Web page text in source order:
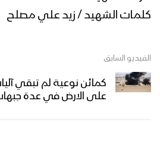
نشيد وليُّ المؤمنين –
1444هـ
كلمات الشهيد / زيد علي مصلح
الفيديو السابق
كمائن نوعية لم تبقي
على الارض في عدة جبهات